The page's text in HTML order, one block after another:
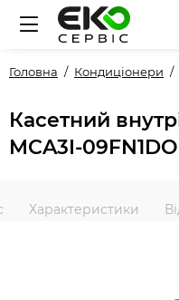
Головна Кондиціонери
Касетний
MCA3I-09FN1DO
Характеристики